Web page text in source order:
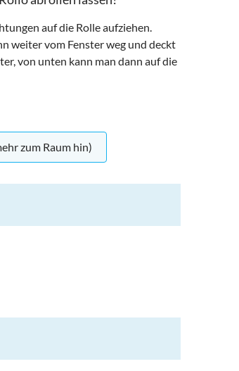
auf die Rolle aufziehen.
weiter vom Fenster weg und deckt
von unten kann man dann auf die
zum Raum hin)